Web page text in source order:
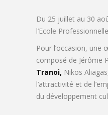
Du 25 juillet au 30
l’Ecole
Pour l’occasion, une
composé de Jérôme
Tranoi, Nikos
l’attractivité et de
du développement